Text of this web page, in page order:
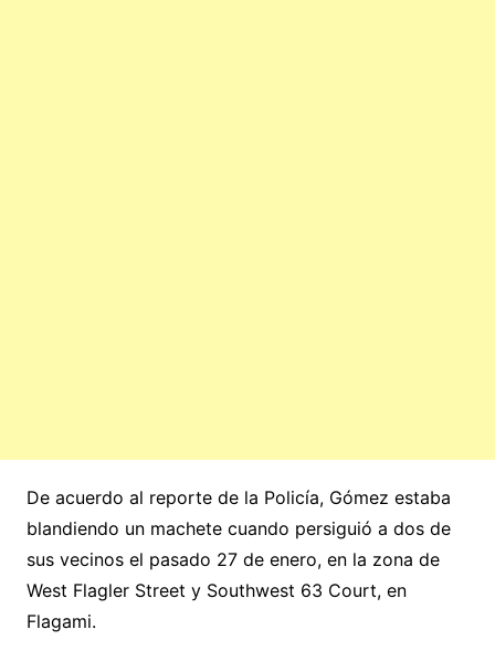
De acuerdo al reporte de la Policía, Gómez estaba
blandiendo un machete cuando persiguió a dos de
sus vecinos el pasado 27 de enero, en la zona de
West Flagler Street y Southwest 63 Court, en
Flagami.